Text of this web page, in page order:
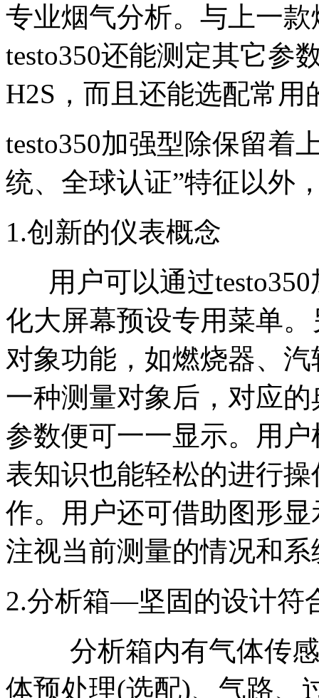
专业烟气分析。与上一款
testo350还能测定其它参
H2S，而且还能选配常用
testo350加强型除保留着
统、全球认证”特征以外
1.创新的仪表概念
用户可以通过testo350
化大屏幕预设专用菜单
对象功能，如燃烧器、
一种测量对象后，对应
参数便可一一显示。用
表知识也能轻松的进行
作。用户还可借助图形
注视当前测量的情况和
2.分析箱—坚固的设计符
分析箱内有气体传感
体预处理(选配)、气路、